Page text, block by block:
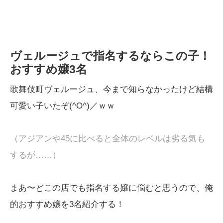
ヴェルージュで指名するならこの子！
おすすめ嬢3名
歌舞伎町ヴェルージュ、今まで知らなかったけど結構
可愛い子いたぞ(^O^)／ｗｗ
（アジアンや45に比べると全体のレベルは劣る気も
するが……）
まあ〜どこの店でも指名する嬢に悩むと思うので、俺
的おすすめ嬢を3名紹介する！